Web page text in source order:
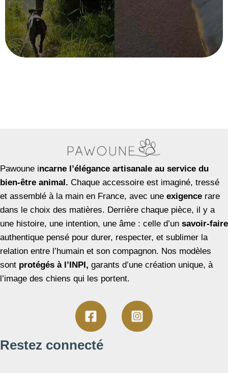
Pawoune incarne l’élégance artisanale au service du
bien-être animal. Chaque accessoire est imaginé, tressé
et assemblé à la main en France, avec une exigence rare
dans le choix des matières. Derrière chaque pièce, il y a
une histoire, une intention, une âme : celle d’un savoir-faire
authentique pensé pour durer, respecter, et sublimer la
relation entre l’humain et son compagnon. Nos modèles
sont protégés à l’INPI, garants d’une création unique, à
l’image des chiens qui les portent.
Restez connecté